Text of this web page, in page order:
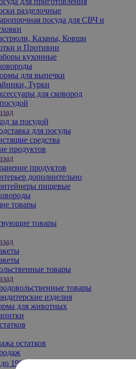
разделочные
посуда для СВЧ и
Казаны, Ковши
и Противни
кухонные
для выпечки
Турки
для сковород
за посудой
для посуды
средства
продуктов
продуктов
дополнительно
пищевые
товары
товары
товары
товары
изделия
для животных
остатков
199₽